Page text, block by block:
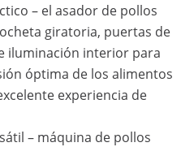
– el asador de pollos
giratoria, puertas de
iluminación interior para
óptima de los alimentos
experiencia de
– máquina de pollos